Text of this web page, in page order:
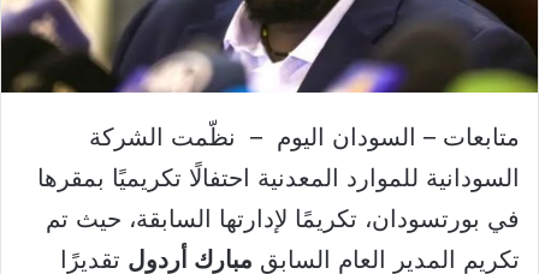
متابعات – السودان اليوم – نظّمت الشركة
السودانية للموارد المعدنية احتفالًا تكريميًا بمقرها
في بورتسودان، تكريمًا لإدارتها السابقة، حيث تم
تكريم المدير العام السابق مبارك أردول تقديرًا